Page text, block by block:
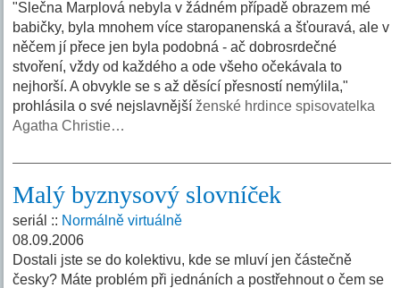
"Slečna Marplová nebyla v žádném případě obrazem mé
babičky, byla mnohem více staropanenská a šťouravá, ale v
něčem jí přece jen byla podobná - ač dobrosrdečné
stvoření, vždy od každého a ode všeho očekávala to
nejhorší. A obvykle se s až děsící přesností nemýlila,"
prohlásila o své nejslavnější ženské hrdince spisovatelka
Agatha Christie…
Malý byznysový slovníček
seriál :: Normálně virtuálně
08.09.2006
Dostali jste se do kolektivu, kde se mluví jen částečně
česky? Máte problém při jednáních a postřehnout o čem se